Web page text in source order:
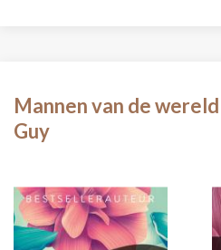
Mannen van de
Guy